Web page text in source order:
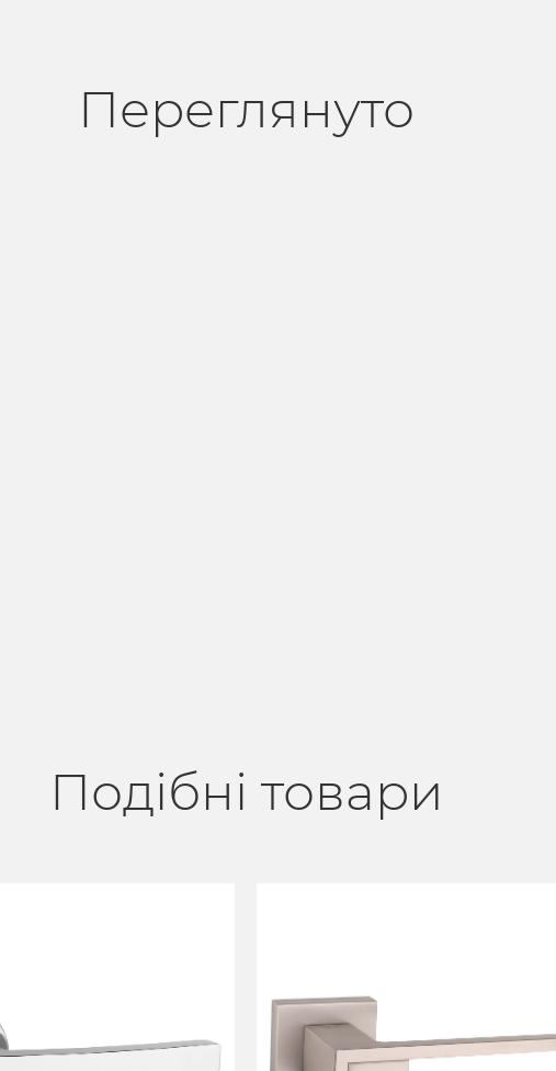
Переглянуто
Подібні товари